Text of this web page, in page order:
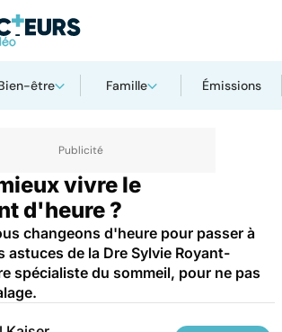
être Famille Émissions
vivre le
d'heure ?
changeons d'heure pour passer à
astuces de la Dre Sylvie Royant-
spécialiste du sommeil, pour ne pas